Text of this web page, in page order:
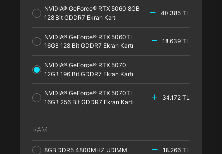
NVIDIA® GeForce® RTX 5060 8GB
128 Bit GDDR7 Ekran Kartı
40.385 TL
NVIDIA® GeForce® RTX 5060TI
16GB 128 Bit GDDR7 Ekran Kartı
18.639 TL
NVIDIA® GeForce® RTX 5070
12GB 196 Bit GDDR7 Ekran Kartı
NVIDIA® GeForce® RTX 5070TI
16GB 256 Bit GDDR7 Ekran Kartı
34.172 TL
RAM
8GB DDR5 4800MHZ UDIMM 18.266 TL